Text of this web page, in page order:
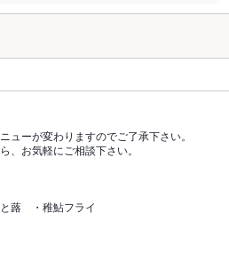
ューが変わりますのでご了承下さい。
、お気軽にご相談下さい。
蕗 ・稚鮎フライ